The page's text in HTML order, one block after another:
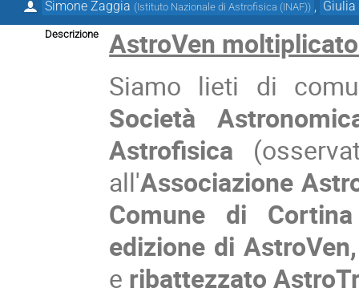
Simone Zaggia (Istituto Nazionale di Astrofisica (INAF))
Descrizione
AstroVen
Siamo lieti di
Società
Astrofisica
all'Associazione
Comune di Cortina
edizione di
e ribattezzato